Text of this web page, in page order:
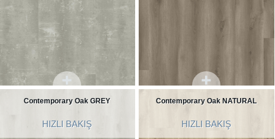
Contemporary Oak GREY
HIZLI BAKIŞ
Contemporary Oak NATURAL
HIZLI BAKIŞ